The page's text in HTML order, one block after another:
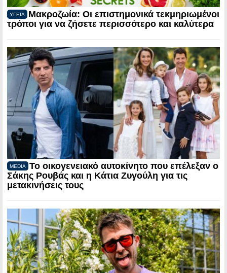
ΥΓΕΙΑ
Μακροζωία: Οι επιστημονικά τεκμηριωμένοι
τρόποι για να ζήσετε περισσότερο και καλύτερα
MEDIA
Το οικογενειακό αυτοκίνητο που επέλεξαν ο
Σάκης Ρουβάς και η Κάτια Ζυγούλη για τις
μετακινήσεις τους